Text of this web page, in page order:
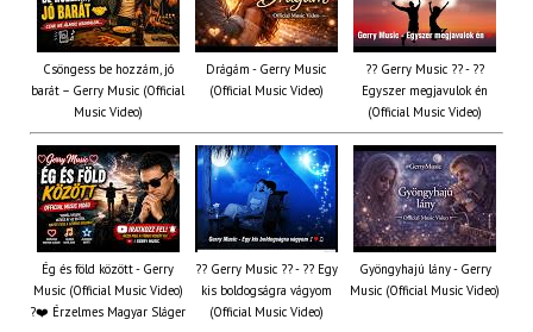
Csöngess be hozzám, jó
barát – Gerry Music (Official
Music Video)
Drágám - Gerry Music
(Official Music Video)
?? Gerry Music ?? - ??
Egyszer megjavulok én
(Official Music Video)
Ég és föld között - Gerry
Music (Official Music Video)
?❤️ Érzelmes Magyar Sláger
?? Gerry Music ?? - ?? Egy
kis boldogságra vágyom
(Official Music Video)
Gyöngyhajú lány - Gerry
Music (Official Music Video)